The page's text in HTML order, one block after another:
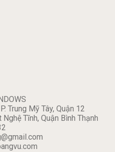
Trung Mỹ Tây, Quận 12
Tĩnh, Quận Bình Thạnh